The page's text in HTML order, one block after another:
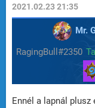
2021.02.23 21:35
Mr.
RagingBull#2350
Ennél a lapnál